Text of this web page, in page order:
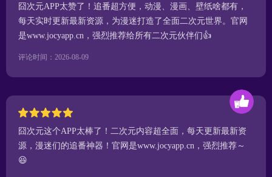
囧次元APP太赞了！追番超方便，动漫、漫画、壁纸啥都有，
每天实时更新最新资源，为漫迷打造了全面二次元世界。官网
是www.jocyapp.cn，强烈推荐给所有二次元伙伴们👍
评论时间：2026-08-09
囧次元这个APP太棒了！二次元内容超全面，每天更新最新资
源，漫迷们的追番神器！官网是www.jocyapp.cn，强烈推荐～
😆